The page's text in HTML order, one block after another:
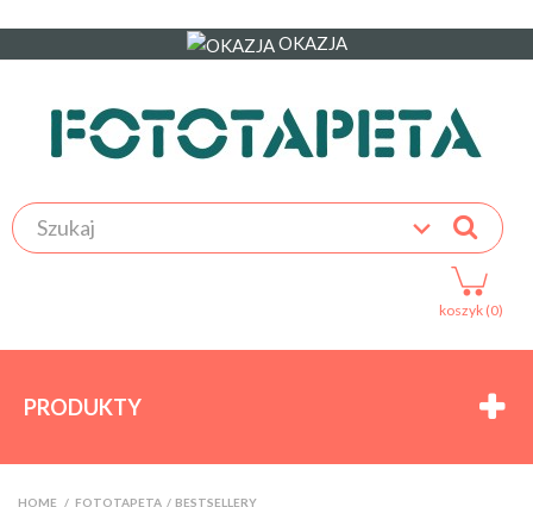
OKAZJA
koszyk (0)
PRODUKTY
HOME FOTOTAPETA >BESTSELLERY